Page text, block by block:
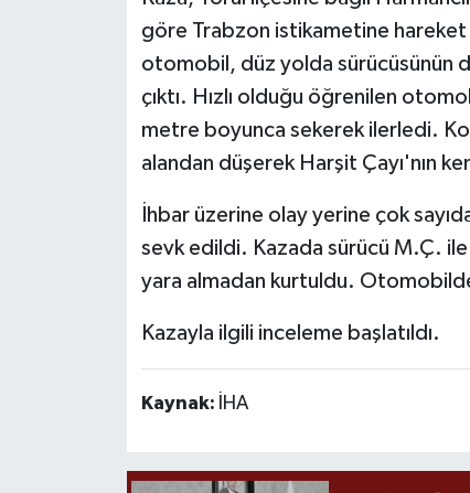
göre Trabzon istikametine
otomobil, düz yolda sürücüsünün
çıktı. Hızlı olduğu öğrenilen
metre boyunca sekerek ilerledi.
alandan düşerek Harşit Çayı'nın
İhbar üzerine olay yerine çok
sevk edildi. Kazada sürücü M.Ç.
yara almadan kurtuldu.
Kazayla ilgili inceleme başlatıldı.
Kaynak: İHA